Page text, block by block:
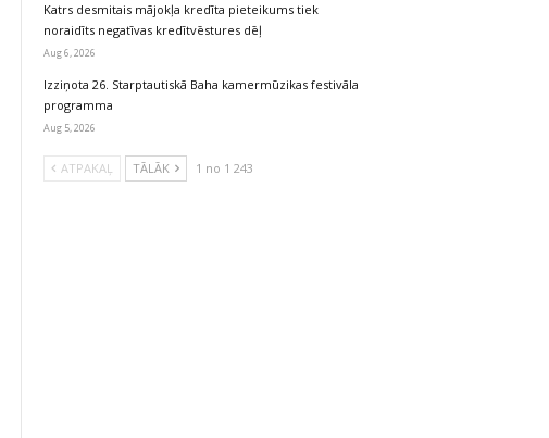
Katrs desmitais mājokļa kredīta pieteikums tiek
noraidīts negatīvas kredītvēstures dēļ
Aug 6, 2026
Izziņota 26. Starptautiskā Baha kamermūzikas festivāla
programma
Aug 5, 2026
ATPAKAĻ TĀLĀK 1 no 1 243